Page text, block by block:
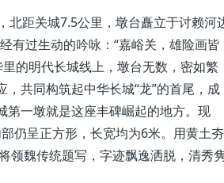
距关城7.5公里，墩台矗立于讨赖河
有过生动的吟咏：“嘉峪关，雄险画皆
的明代长城线上，墩台无数，密如繁
共同构筑起中华长城“龙”的首尾，成
第一墩就是这座丰碑崛起的地方。现
仍呈正方形，长宽均为6米。用黄土夯
领魏传统题写，字迹飘逸洒脱，清秀